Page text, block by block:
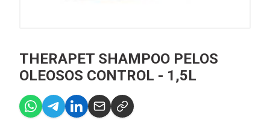
THERAPET SHAMPOO PELOS
OLEOSOS CONTROL - 1,5L